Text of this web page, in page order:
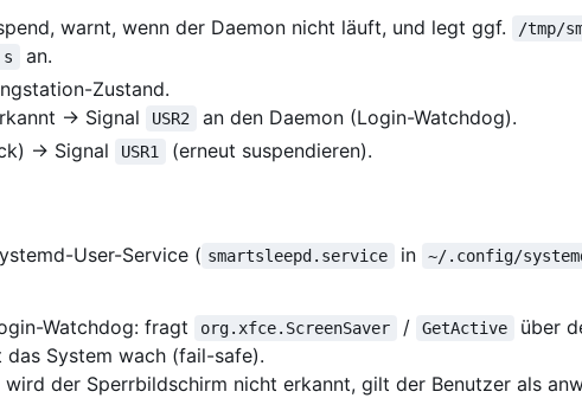
warnt, wenn der Daemon nicht läuft, und legt ggf. /tmp/
an.
Zustand.
→ Signal USR2
an den Daemon (Login-Watchdog).
→ Signal
USR1 (erneut suspendieren).
User-Service ( smartsleepd.service in ~/.config/
Watchdog: fragt org.xfce.ScreenSaver / GetActive
über
System wach (fail-safe).
wird der Sperrbildschirm nicht erkannt, gilt der Benutzer als